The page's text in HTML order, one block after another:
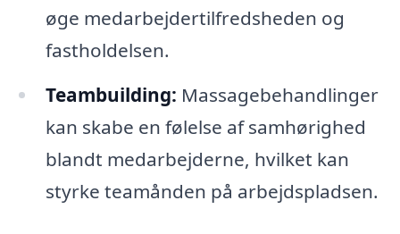
øge medarbejdertilfredsheden og
fastholdelsen.
Teambuilding: Massagebehandlinger
kan skabe en følelse af samhørighed
blandt medarbejderne, hvilket kan
styrke teamånden på arbejdspladsen.